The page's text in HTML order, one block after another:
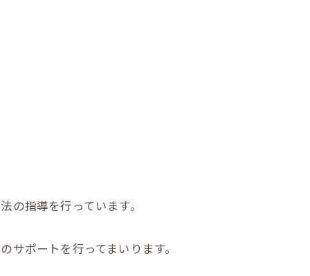
の指導を行っています。
ポートを行ってまいります。